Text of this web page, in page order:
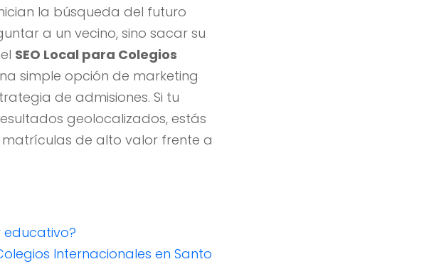
la búsqueda del futuro
a un vecino, sino sacar su
SEO Local para Colegios
simple opción de marketing
de admisiones. Si tu
geolocalizados, estás
de alto valor frente a
educativo?
Internacionales en Santo